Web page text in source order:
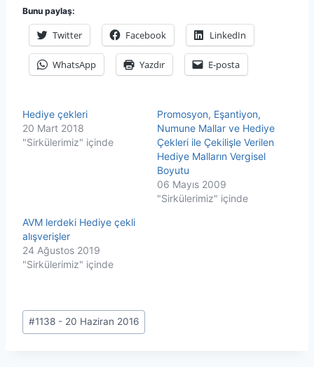
Bunu paylaş:
Twitter Facebook LinkedIn
WhatsApp Yazdır E-posta
Hediye çekleri
20 Mart 2018
"Sirkülerimiz" içinde
Promosyon, Eşantiyon,
Numune Mallar ve Hediye
Çekleri ile Çekilişle Verilen
Hediye Malların Vergisel
Boyutu
06 Mayıs 2009
"Sirkülerimiz" içinde
AVM lerdeki Hediye çekli
alışverişler
24 Ağustos 2019
"Sirkülerimiz" içinde
Post
Tags:
#1138 - 20 Haziran 2016